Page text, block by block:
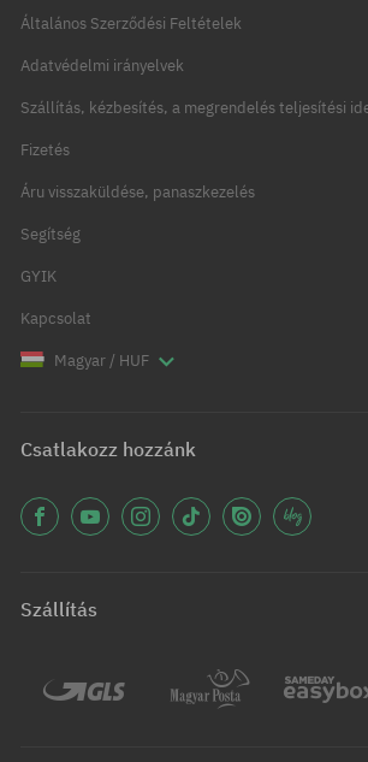
Általános Szerződési Feltételek
Adatvédelmi irányelvek
Szállítás, kézbesítés, a megrendelés teljesítési
Fizetés
Áru visszaküldése, panaszkezelés
Segítség
GYIK
Kapcsolat
Magyar / HUF
Csatlakozz hozzánk
Szállítás